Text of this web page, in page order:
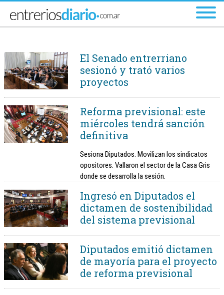
El Senado entrerriano
sesionó y trató varios
proyectos
Reforma previsional: este
miércoles tendrá sanción
definitiva
Sesiona Diputados. Movilizan los sindicatos
opositores. Vallaron el sector de la Casa Gris
donde se desarrolla la sesión.
Ingresó en Diputados el
dictamen de sostenibilidad
del sistema previsional
Diputados emitió dictamen
de mayoría para el proyecto
de reforma previsional